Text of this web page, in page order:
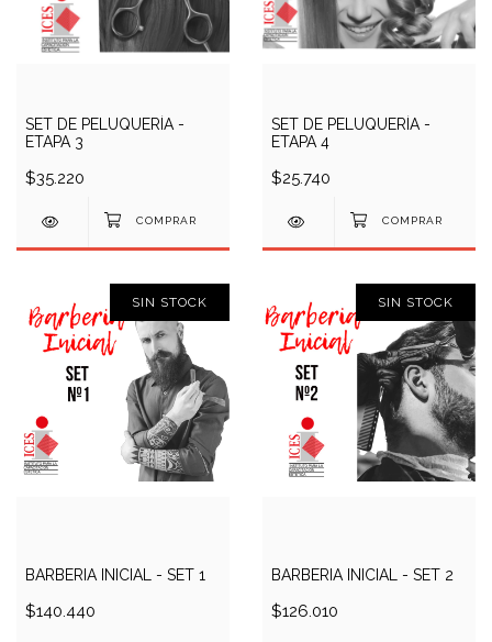
SET DE PELUQUERÍA -
ETAPA 3
$35.220
SET DE PELUQUERÍA -
ETAPA 4
$25.740
SIN STOCK
BARBERIA INICIAL - SET 1
$140.440
SIN STOCK
BARBERIA INICIAL - SET 2
$126.010